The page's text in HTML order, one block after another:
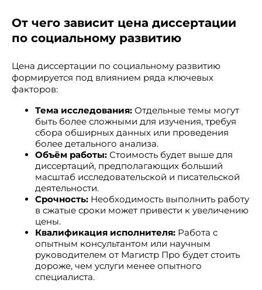
От чего зависит цена диссертации
по социальному развитию
Цена диссертации по социальному развитию
формируется под влиянием ряда ключевых
факторов:
Тема исследования: Отдельные темы могут
быть более сложными для изучения, требуя
сбора обширных данных или проведения
более детального анализа.
Объём работы: Стоимость будет выше для
диссертаций, предполагающих больший
масштаб исследовательской и писательской
деятельности.
Срочность: Необходимость выполнить работу
в сжатые сроки может привести к увеличению
цены.
Квалификация исполнителя: Работа с
опытным консультантом или научным
руководителем от Магистр Про будет стоить
дороже, чем услуги менее опытного
специалиста.